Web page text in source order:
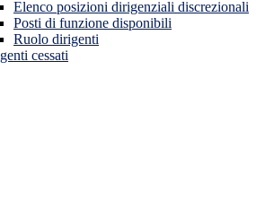
Elenco posizioni dirigenziali discrezionali
Posti di funzione disponibili
Ruolo dirigenti
cessati